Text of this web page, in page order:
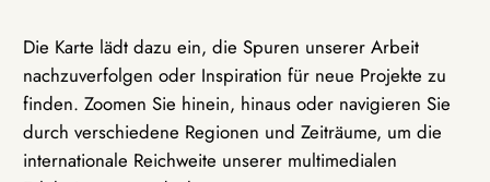
Die Karte lädt dazu ein, die Spuren unserer Arbeit
nachzuverfolgen oder Inspiration für neue Projekte zu
finden. Zoomen Sie hinein, hinaus oder navigieren Sie
durch verschiedene Regionen und Zeiträume, um die
internationale Reichweite unserer multimedialen